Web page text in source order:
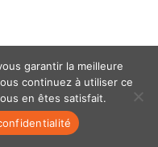
- © coclico 2026
garantir la meilleure
continuez à utiliser ce
en êtes satisfait.